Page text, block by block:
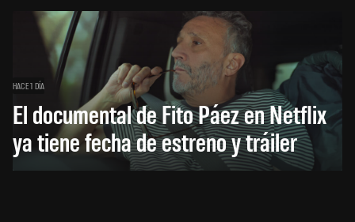
HACE 1 DÍA
El documental de Fito Páez en Netflix
ya tiene fecha de estreno y tráiler